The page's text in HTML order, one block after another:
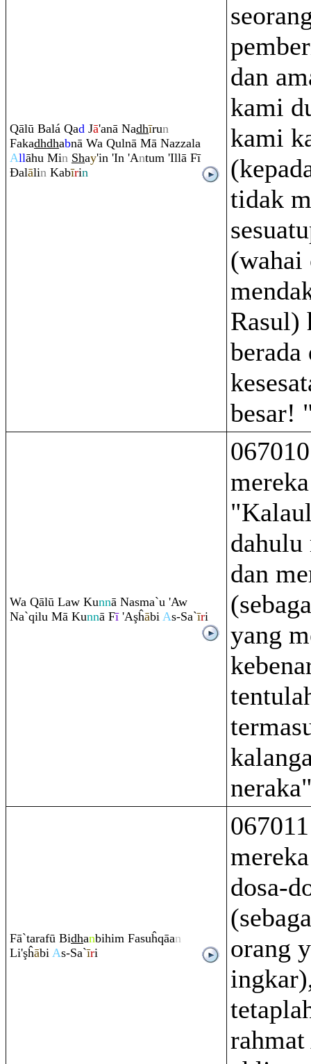
Qālū Balá Qad Jā'anā Nadhīrun
Fakadhdhabnā Wa Qulnā Mā Nazzala
Allāhu Min Shay'in 'In 'Antum 'Illā Fī
Đalālin Kabīrin
dan
kami
kami
tidak
(wahai
Rasul)
berada
besar!
Wa Qālū Law Kunnā Nasma`u 'Aw
Na`qilu Mā Kunnā Fī'Aşĥābi As-Sa`īri
dahulu
dan
yang
Fā`tarafū Bidhanbihim Fasuĥqāan
Li'şĥābi As-Sa`īri
dosa-
orang